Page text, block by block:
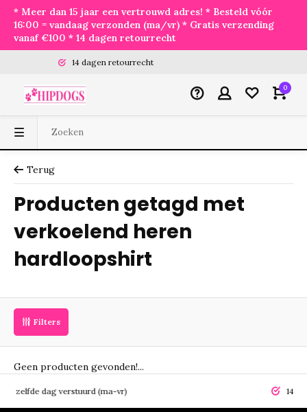
* Meer dan 15 jaar een vertrouwd adres! * Besteld vóór
16:00 = vandaag verzonden (ma/vr) * Gratis verzending
vanaf €100 * 14 dagen retourrecht
14 dagen retourrecht
0
Terug
Producten getagd met
verkoelend heren
hardloopshirt
Filters
Geen producten gevonden!...
dag verstuurd (ma-vr) 14 dagen